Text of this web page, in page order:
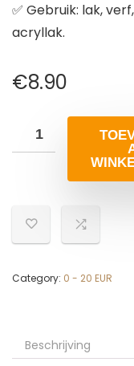
✅ Gebruik: lak,
acryllak.
€8.90
Category: 0 - 20 EUR
Beschrijving